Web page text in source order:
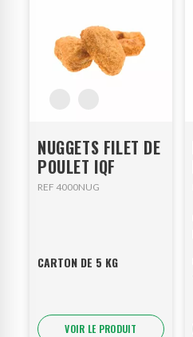
NUGGETS FILET DE
POULET IQF
REF 4000NUG
CARTON DE 5 KG
VOIR LE PRODUIT